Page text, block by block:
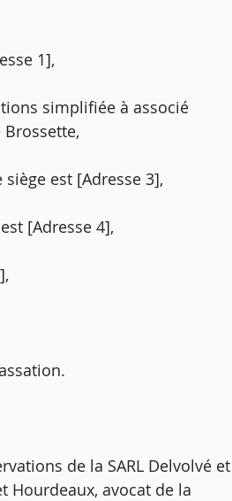
1],
simplifiée à associé
est [Adresse 3],
[Adresse 4],
de la SARL Delvolvé et
Hourdeaux, avocat de la